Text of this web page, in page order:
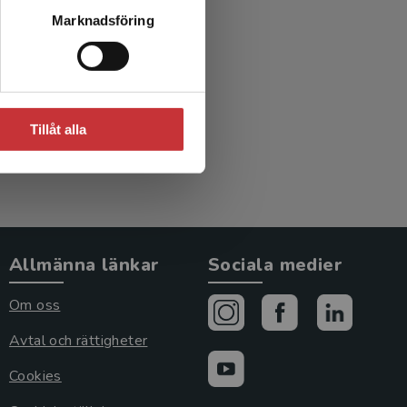
Marknadsföring
Tillåt alla
i
Allmänna länkar
Om oss
Avtal och rättigheter
Cookies
Sociala medier